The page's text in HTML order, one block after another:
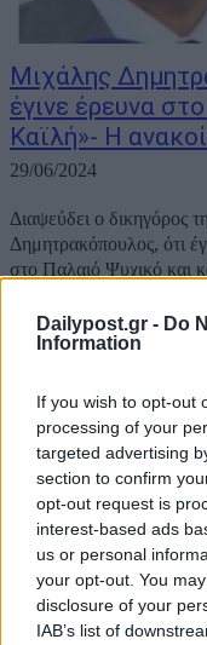
Dailypost.gr - Do
Information
If you wish to opt-out
processing of your
targeted advertising
section to confirm
opt-out request is
interest-based ads
us or personal
your opt-out. You
disclosure of your
IAB’s list of
Μιχάλης
έγινε έρευνα
Καϊλή»- Η
29/06/2024
Διαψεύδει ο δικηγόρος
Δημητρακόπουλος, ότι
στο Παλαιό Ψυχικό και
προέβαλαν ως ΕΙΔΗΣΗ